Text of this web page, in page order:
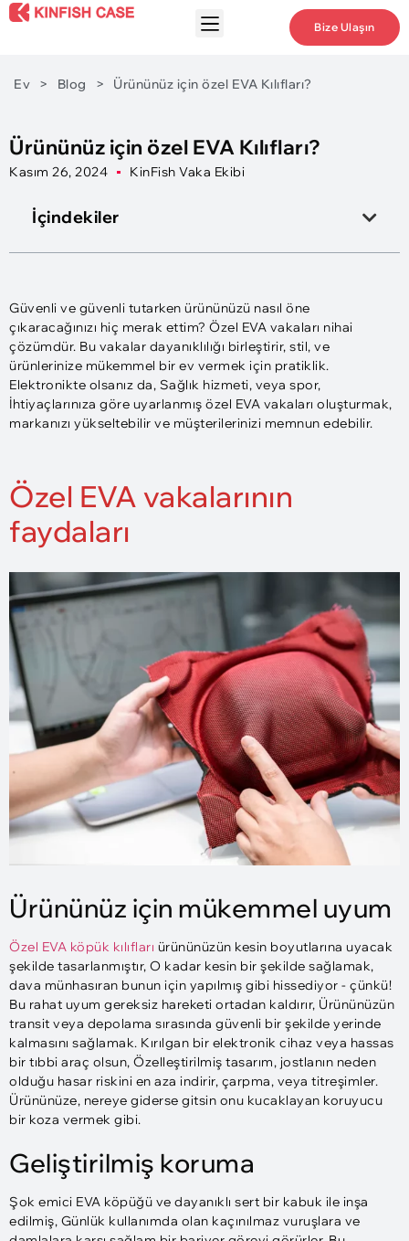
Bize Ulaşın
Ev > Blog > Ürününüz için özel EVA Kılıfları?
Ürününüz için özel EVA Kılıfları?
Kasım 26, 2024 KinFish Vaka Ekibi
İçindekiler
Güvenli ve güvenli tutarken ürününüzü nasıl öne
çıkaracağınızı hiç merak ettim? Özel EVA vakaları nihai
çözümdür. Bu vakalar dayanıklılığı birleştirir, stil, ve
ürünlerinize mükemmel bir ev vermek için pratiklik.
Elektronikte olsanız da, Sağlık hizmeti, veya spor,
İhtiyaçlarınıza göre uyarlanmış özel EVA vakaları oluşturmak,
markanızı yükseltebilir ve müşterilerinizi memnun edebilir.
Özel EVA vakalarının
faydaları
Ürününüz için mükemmel uyum
Özel EVA köpük kılıfları ürününüzün kesin boyutlarına uyacak
şekilde tasarlanmıştır, O kadar kesin bir şekilde sağlamak,
dava münhasıran bunun için yapılmış gibi hissediyor - çünkü!
Bu rahat uyum gereksiz hareketi ortadan kaldırır, Ürününüzün
transit veya depolama sırasında güvenli bir şekilde yerinde
kalmasını sağlamak. Kırılgan bir elektronik cihaz veya hassas
bir tıbbi araç olsun, Özelleştirilmiş tasarım, jostlanın neden
olduğu hasar riskini en aza indirir, çarpma, veya titreşimler.
Ürününüze, nereye giderse gitsin onu kucaklayan koruyucu
bir koza vermek gibi.
Geliştirilmiş koruma
Şok emici EVA köpüğü ve dayanıklı sert bir kabuk ile inşa
edilmiş, Günlük kullanımda olan kaçınılmaz vuruşlara ve